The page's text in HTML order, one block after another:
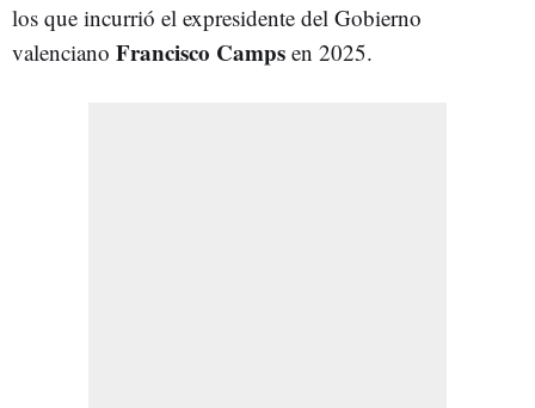
los que incurrió el expresidente del Gobierno
valenciano Francisco Camps en 2025.